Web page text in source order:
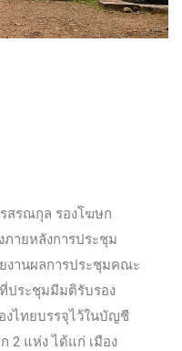
สรณกุล รองโฆษก
ายหลังการประชุม
งานผลการประชุมคณะ
ประชุมมีมติรับรอง
งไทยบรรจุไว้ในบัญชี
2 แห่ง ได้แก่ เมือง